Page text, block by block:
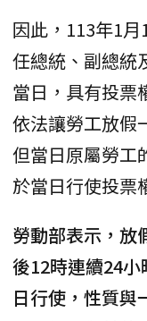
因此，113年1
任總統、副總統
當日，具有投票
依法讓勞工放假
但當日原屬勞工
於當日行使投票
勞動部表示，放
後12時連續24
日行使，性質與